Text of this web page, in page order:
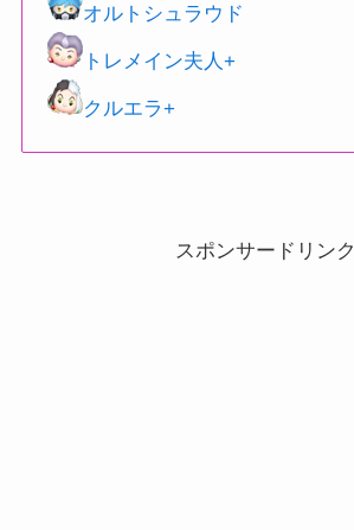
オルトシュラウド
トレメイン夫人+
クルエラ+
スポンサードリンク